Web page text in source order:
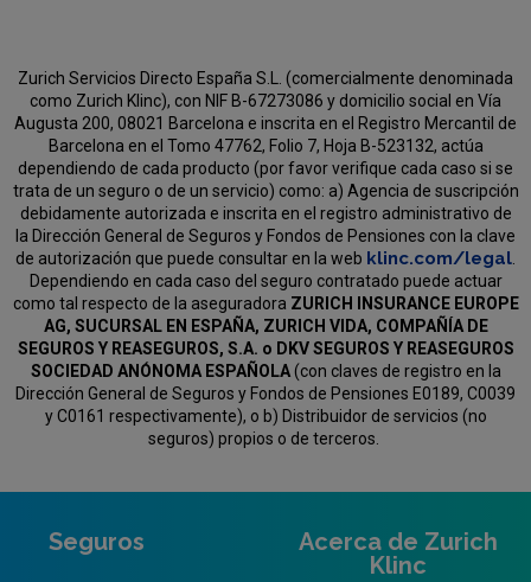
Zurich Servicios Directo España S.L. (comercialmente denominada
como Zurich Klinc), con NIF B-67273086 y domicilio social en Vía
Augusta 200, 08021 Barcelona e inscrita en el Registro Mercantil de
Barcelona en el Tomo 47762, Folio 7, Hoja B-523132, actúa
dependiendo de cada producto (por favor verifique cada caso si se
trata de un seguro o de un servicio) como: a) Agencia de suscripción
debidamente autorizada e inscrita en el registro administrativo de
la Dirección General de Seguros y Fondos de Pensiones con la clave
de autorización que puede consultar en la web klinc.com/legal.
Dependiendo en cada caso del seguro contratado puede actuar
como tal respecto de la aseguradora ZURICH INSURANCE EUROPE
AG, SUCURSAL EN ESPAÑA, ZURICH VIDA, COMPAÑÍA DE
SEGUROS Y REASEGUROS, S.A. o DKV SEGUROS Y REASEGUROS
SOCIEDAD ANÓNOMA ESPAÑOLA(con claves de registro en la
Dirección General de Seguros y Fondos de Pensiones E0189, C0039
y C0161 respectivamente), o b) Distribuidor de servicios (no
seguros) propios o de terceros.
Seguros
Acerca de Zurich
Klinc